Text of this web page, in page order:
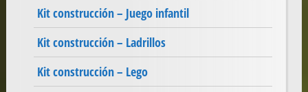
Kit construcción – Juego infantil
Kit construcción – Ladrillos
Kit construcción – Lego